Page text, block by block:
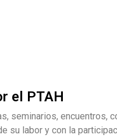
el PTAH
seminarios, encuentros,
su labor y con la